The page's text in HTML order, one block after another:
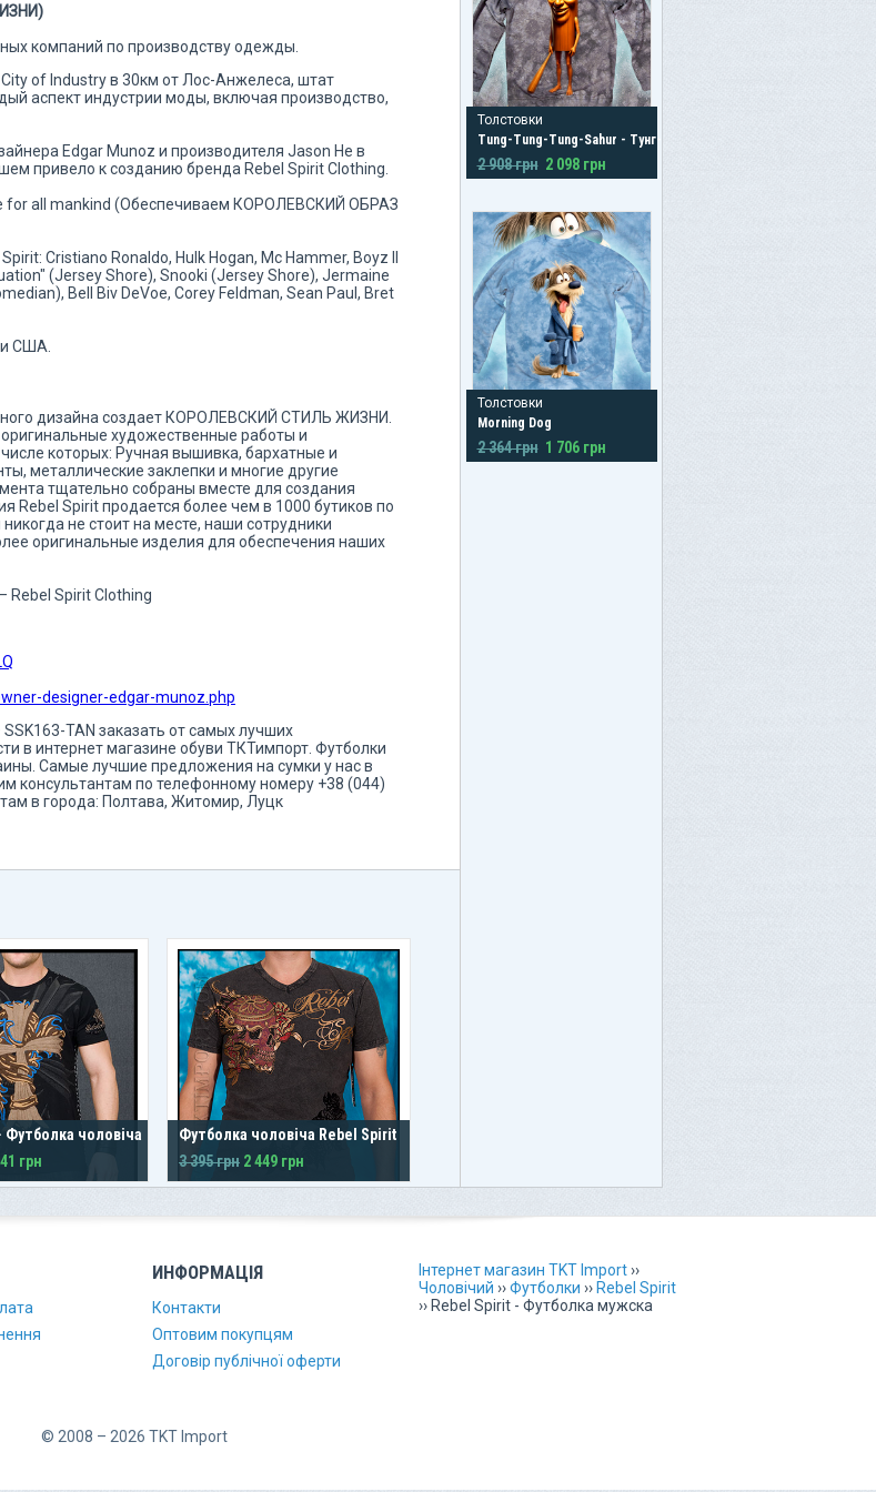
компаний по производству одежды.
of Industry в 30км от Лос-Анжелеса, штат
аспект индустрии моды, включая производство,
Edgar Munoz и производителя Jason He в
привело к созданию бренда Rebel Spirit Clothing.
for all mankind (Обеспечиваем КОРОЛЕВСКИЙ ОБРАЗ
Cristiano Ronaldo, Hulk Hogan, Mc Hammer, Boyz II
(Jersey Shore), Snooki (Jersey Shore), Jermaine
Bell Biv DeVoe, Corey Feldman, Sean Paul, Bret
США.
дизайна создает КОРОЛЕВСКИЙ СТИЛЬ ЖИЗНИ.
художественные работы и
которых: Ручная вышивка, бархатные и
металлические заклепки и многие другие
тщательно собраны вместе для создания
Rebel Spirit продается более чем в 1000 бутиков по
не стоит на месте, наши сотрудники
оригинальные изделия для обеспечения наших
Rebel Spirit Clothing
designer-edgar-munoz.php
TAN заказать от самых лучших
в интернет магазине обуви ТКТимпорт. Футболки
Самые лучшие предложения на сумки у нас в
консультантам по телефонному номеру +38 (044)
в города: Полтава, Житомир, Луцк
Футболка чоловіча
грн
Футболка чоловіча Rebel Spirit
3 395 грн 2 449 грн
Толстовки
Tung-Tung-Tung-Sahur - Тунг-Тунг-Тунг-
Сахур
2 908 грн 2 098 грн
Толстовки
Morning Dog
2 364 грн 1 706 грн
ИНФОРМАЦІЯ
Контакти
Оптовим покупцям
Договір публічної оферти
Інтернет магазин TKT Import››
Чоловічий ››Футболки ›› Rebel Spirit
›› Rebel Spirit - Футболка мужска
© 2008 – 2026 TKT Import